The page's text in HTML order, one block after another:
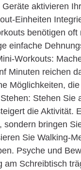
aktivieren
Einheiten
benötigen
einfache
Workouts:
Minuten reichen
Möglichkeiten,
Stehen
die Aktivität.
sondern bringen
Sie Walking-
Psyche und
am Schreibtisch